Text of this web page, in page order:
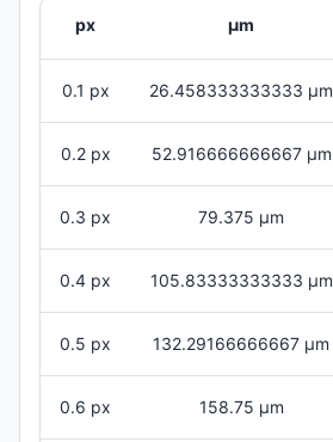
px μm
0.1 px 26.458333333333 μm
0.2 px 52.916666666667 μm
0.3 px 79.375 μm
0.4 px 105.83333333333 μm
0.5 px 132.29166666667 μm
0.6 px 158.75 μm